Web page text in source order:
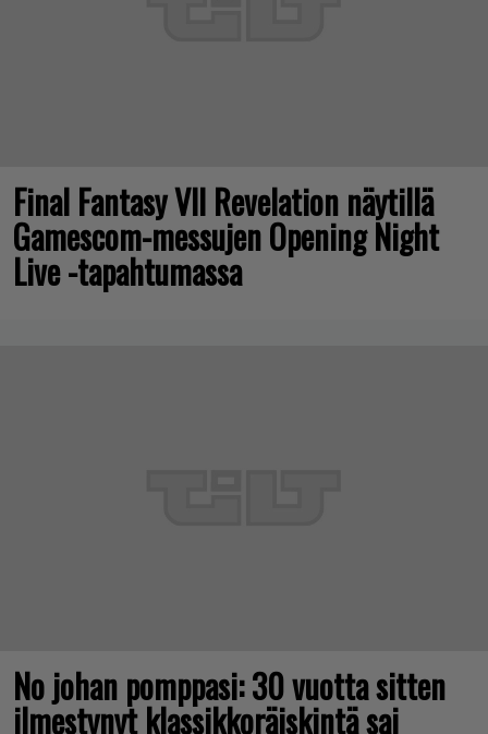
Final Fantasy VII Revelation näytillä
Gamescom-messujen Opening Night
Live -tapahtumassa
No johan pomppasi: 30 vuotta sitten
ilmestynyt klassikkoräiskintä sai